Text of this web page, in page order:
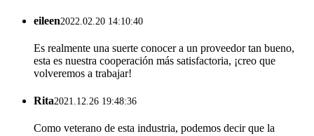
eileen2022.02.20 14:10:40
Es realmente una suerte conocer a un proveedor tan bueno,
esta es nuestra cooperación más satisfactoria, ¡creo que
volveremos a trabajar!
Rita2021.12.26 19:48:36
Como veterano de esta industria, podemos decir que la